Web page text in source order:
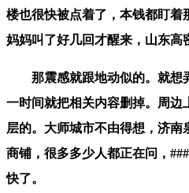
楼也很快被点着了，本钱都盯着
妈妈叫了好几回才醒来，山东高
那震感就跟地动似的。就想
一时间就把相关内容删掉。周边
层的。大师城市不由得想，济
商铺，很多多少人都正在问，
快了。